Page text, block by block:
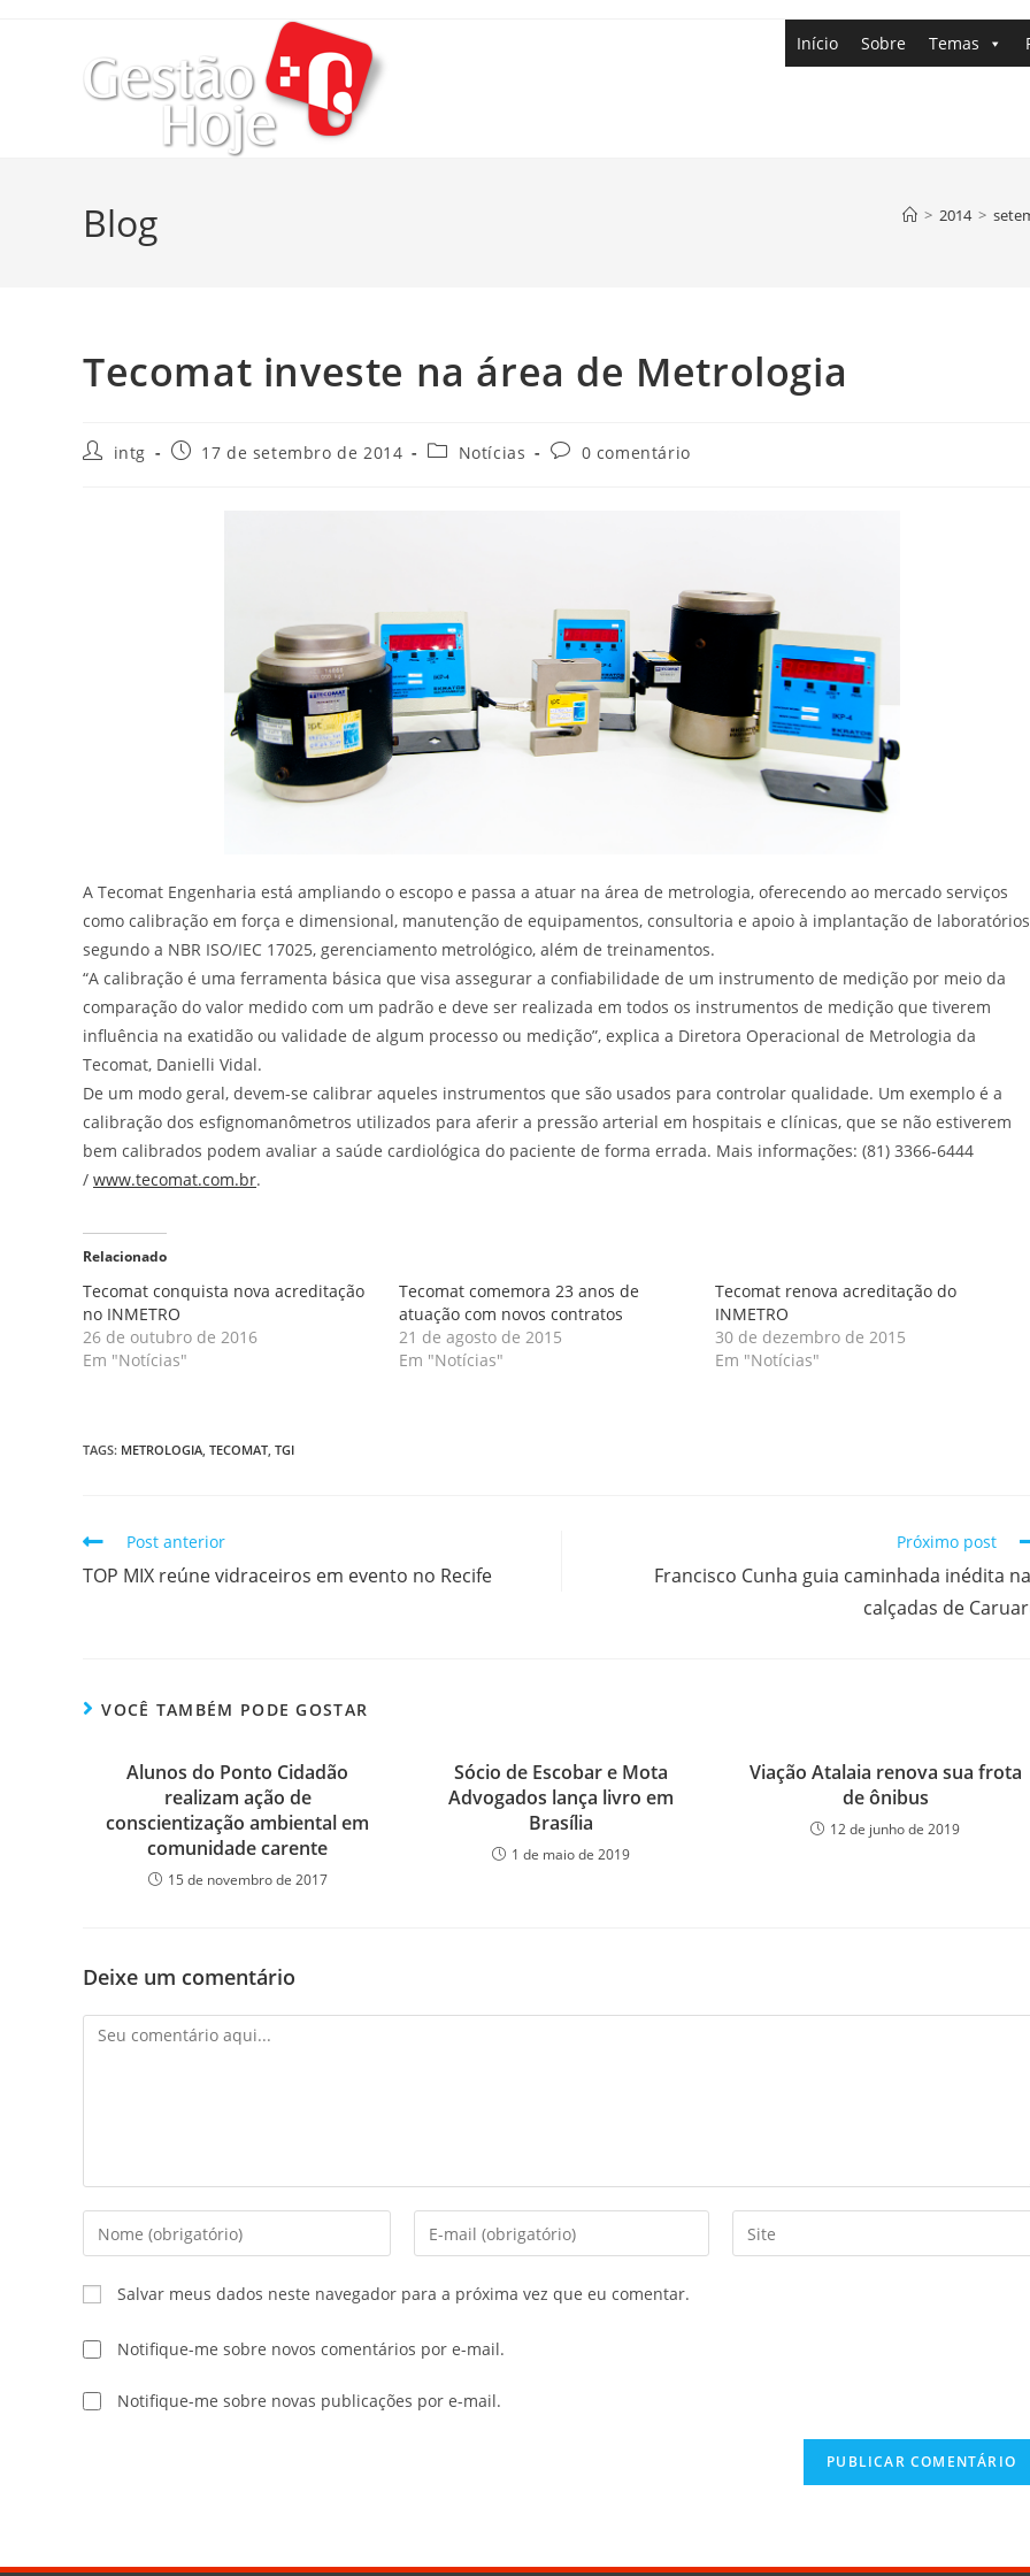
Início Sobre Temas
Blog > 2014 >
Tecomat investe na área de Metrologia
intg 17 de setembro de 2014 Notícias 0 comentário
A Tecomat Engenharia está ampliando o escopo e passa a atuar na área de metrologia, oferecendo ao mercado serviços
como calibração em força e dimensional, manutenção de equipamentos, consultoria e apoio à implantação de laboratórios
segundo a NBR ISO/IEC 17025, gerenciamento metrológico, além de treinamentos.
“A calibração é uma ferramenta básica que visa assegurar a confiabilidade de um instrumento de medição por meio da
comparação do valor medido com um padrão e deve ser realizada em todos os instrumentos de medição que tiverem
influência na exatidão ou validade de algum processo ou medição”, explica a Diretora Operacional de Metrologia da
Tecomat, Danielli Vidal.
De um modo geral, devem-se calibrar aqueles instrumentos que são usados para controlar qualidade. Um exemplo é a
calibração dos esfignomanômetros utilizados para aferir a pressão arterial em hospitais e clínicas, que se não estiverem
bem calibrados podem avaliar a saúde cardiológica do paciente de forma errada. Mais informações: (81) 3366-6444
/ www.tecomat.com.br.
Relacionado
Tecomat conquista nova acreditação
no INMETRO
26 de outubro de 2016
Em "Notícias"
Tecomat comemora 23 anos de
atuação com novos contratos
21 de agosto de 2015
Em "Notícias"
Tecomat renova acreditação do
INMETRO
30 de dezembro de 2015
Em "Notícias"
TAGS: METROLOGIA, TECOMAT, TGI
Post anterior
TOP MIX reúne vidraceiros em evento no Recife
Próximo post
Francisco Cunha guia caminhada inédita
calçadas de
VOCÊ TAMBÉM PODE GOSTAR
Alunos do Ponto Cidadão
realizam ação de
conscientização ambiental em
comunidade carente
15 de novembro de 2017
Sócio de Escobar e Mota
Advogados lança livro em
Brasília
1 de maio de 2019
Viação Atalaia renova sua frota
de ônibus
12 de junho de 2019
Deixe um comentário
Salvar meus dados neste navegador para a próxima vez que eu comentar.
Notifique-me sobre novos comentários por e-mail.
Notifique-me sobre novas publicações por e-mail.